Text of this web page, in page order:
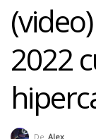
2022
De Alex